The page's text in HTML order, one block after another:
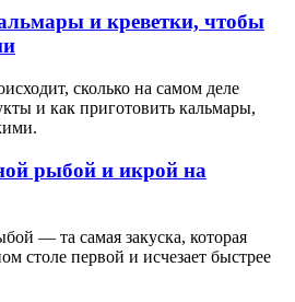
и креветки, чтобы
сколько на самом деле
и как приготовить кальмары,
рыбой и икрой на
— та самая закуска, которая
столе первой и исчезает быстрее